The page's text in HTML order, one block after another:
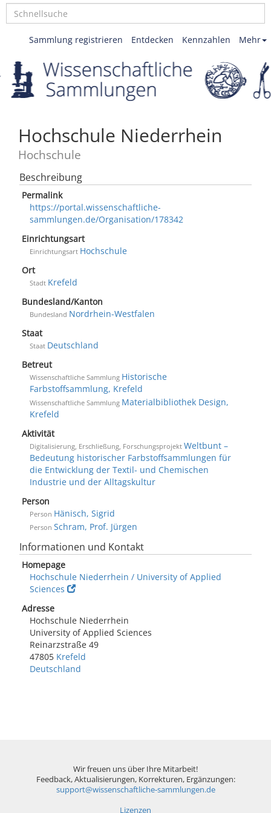
Mehr
Kennzahlen
Entdecken
Sammlung registrieren
Hochschule Niederrhein
Hochschule
Beschreibung
Permalink
https://portal.wissenschaftliche-
sammlungen.de/Organisation/178342
Einrichtungsart
Einrichtungsart Hochschule
Ort
Stadt Krefeld
Bundesland/Kanton
Bundesland Nordrhein-Westfalen
Staat
Staat Deutschland
Betreut
Wissenschaftliche Sammlung Historische
Farbstoffsammlung, Krefeld
Wissenschaftliche Sammlung Materialbibliothek Design,
Krefeld
Aktivität
Digitalisierung, Erschließung, Forschungsprojekt Weltbunt –
Bedeutung historischer Farbstoffsammlungen für
die Entwicklung der Textil- und Chemischen
Industrie und der Alltagskultur
Person
Person Hänisch, Sigrid
Person Schram, Prof. Jürgen
Informationen und Kontakt
Homepage
Hochschule Niederrhein / University of Applied
Sciences
Adresse
Hochschule Niederrhein
University of Applied Sciences
Reinarzstraße 49
47805 Krefeld
Deutschland
Wir freuen uns über Ihre Mitarbeit!
Feedback, Aktualisierungen, Korrekturen, Ergänzungen:
support@wissenschaftliche-sammlungen.de
Lizenzen